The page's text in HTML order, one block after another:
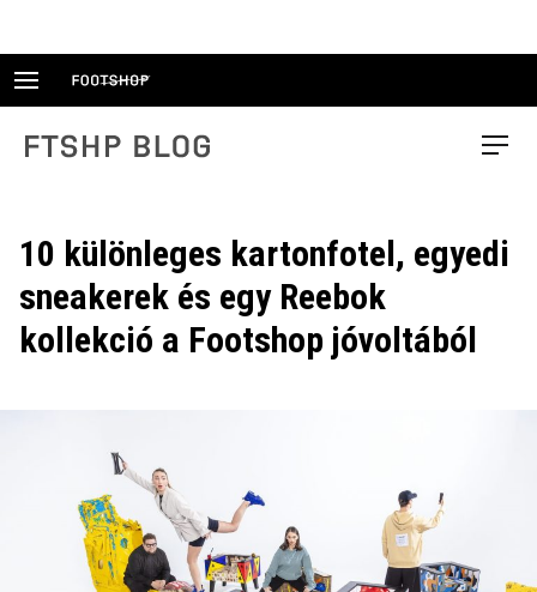
FTSHP blog Menu
10 különleges kartonfotel, egyedi
sneakerek és egy Reebok
kollekció a Footshop jóvoltából